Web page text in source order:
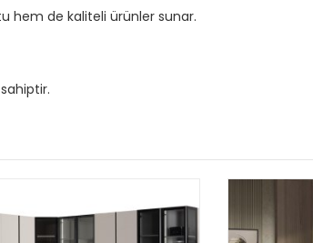
hem de kaliteli ürünler sunar.